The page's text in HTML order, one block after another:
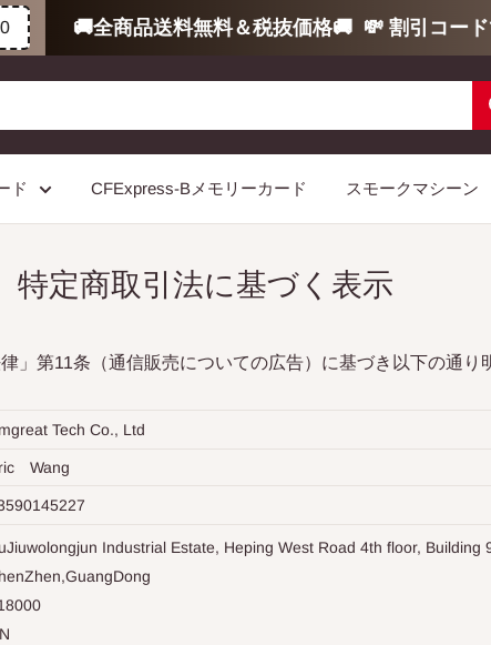
🚚全商品送料無料＆税抜価格🚚 💸 割引コード
ド CFExpress-Bメモリーカード スモークマシーン
特定商取引法に基づく表示
」第11条（通信販売についての広告）に基づき以下の通り
Tech Co., Ltd
Wang
Industrial Estate, Heping West Road 4th floor, Building